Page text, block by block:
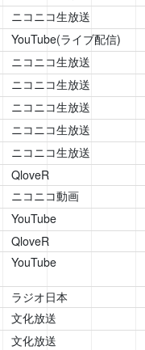
ニコニコ生放送
YouTube(ライブ配信)
ニコニコ生放送
[公式]
ニコニコ生放送
ニコニコ生放送
ニコニコ生放送
[公式]
ニコニコ生放送
QloveR
ニコニコ動画
YouTube
QloveR
YouTube
ラジオ日本
文化放送
文化放送